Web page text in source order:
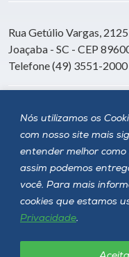
Nós utilizamos os
com nosso site mais
entender melhor
assim podemos
você. Para mais
cookies que estamos
Privacidade.
Rua Getúlio Vargas,
Joaçaba - SC - CEP
Telefone (49) 3551-2000
Siga a Unoesc